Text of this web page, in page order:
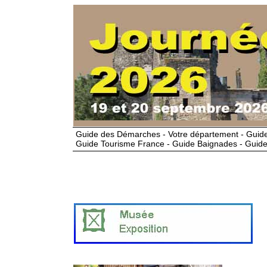
Guide des Démarches - Votre département -
Guide Tourisme France - Guide Baignades -